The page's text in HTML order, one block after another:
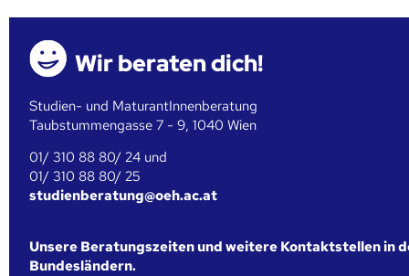
Wir beraten dich!
Studien- und MaturantInnenberatung
Taubstummengasse 7 - 9, 1040 Wien
01/ 310 88 80/ 24 und
01/ 310 88 80/ 25
studienberatung@oeh.ac.at
Unsere Beratungszeiten und weitere Kontaktstellen in
Bundesländern.